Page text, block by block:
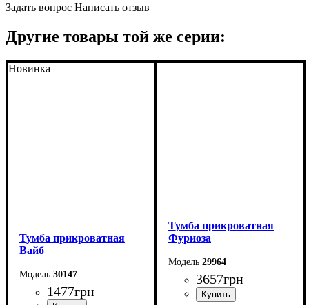
Задать вопрос Написать отзыв
Другие товары той же серии:
Новинка
Тумба прикроватная
Вайб
30147
1477грн
Тумба прикроватная
Фуриоза
29964
3657грн